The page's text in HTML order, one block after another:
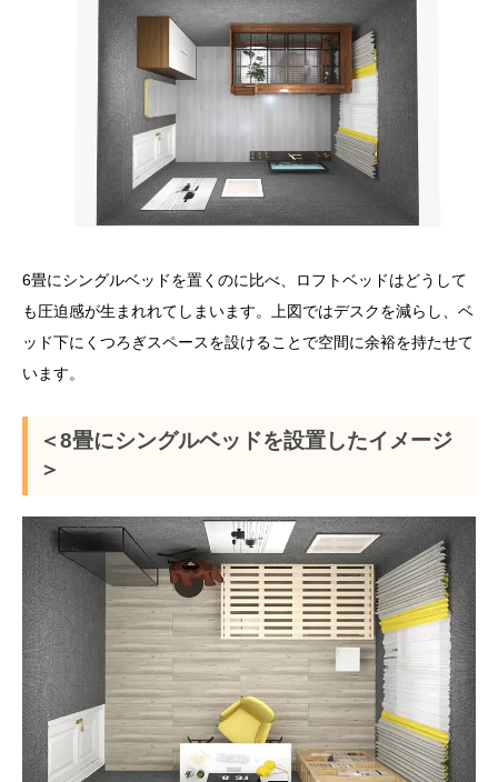
6畳にシングルベッドを置くのに比べ、ロフトベッドはどうして
も圧迫感が生まれれてしまいます。上図ではデスクを減らし、ベ
ッド下にくつろぎスペースを設けることで空間に余裕を持たせて
います。
＜8畳にシングルベッドを設置したイメージ
＞